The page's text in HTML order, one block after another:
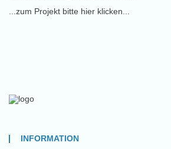
...zum Projekt bitte hier klicken...
INFORMATION